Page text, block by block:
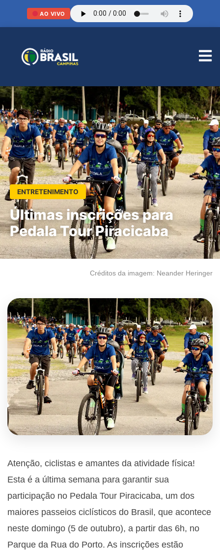
AO VIVO
ENTRETENIMENTO
Últimas inscrições para
Pedala Tour Piracicaba
Créditos da imagem: Neander Heringer
Atenção, ciclistas e amantes da atividade física!
Esta é a última semana para garantir sua
participação no Pedala Tour Piracicaba, um dos
maiores passeios ciclísticos do Brasil, que acontece
neste domingo (5 de outubro), a partir das 6h, no
Parque da Rua do Porto. As inscrições estão